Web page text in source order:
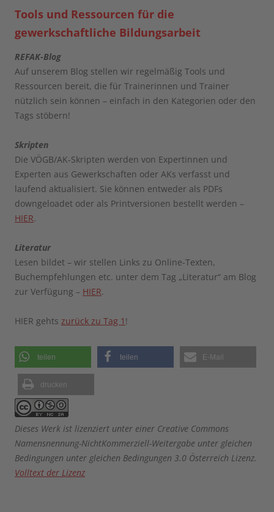
Tools und Ressourcen für die
gewerkschaftliche Bildungsarbeit
REFAK-Blog
Auf unserem Blog stellen wir regelmäßig Tools und
Ressourcen bereit, die für Trainerinnen und Trainer
nützlich sein können – einfach in den Kategorien oder den
Tags stöbern!
Skripten
Die VÖGB/AK-Skripten werden von Expertinnen und
Experten aus Gewerkschaften oder AKs verfasst und
laufend aktualisiert. Sie können entweder als PDFs
downgeloadet oder als Printversionen bestellt werden –
HIER.
Literatur
Lesen bildet – wir stellen Links zu Online-Texten,
Buchempfehlungen etc. unter dem Tag „Literatur“ am Blog
zur Verfügung – HIER.
HIER gehts zurück zu Tag 1 !
teilen teilen E-Mail
drucken
Dieses Werk ist lizenziert unter einer Creative Commons
Namensnennung-NichtKommerziell-Weitergabe unter gleichen
Bedingungen unter gleichen Bedingungen 3.0 Österreich Lizenz.
Volltext der Lizenz